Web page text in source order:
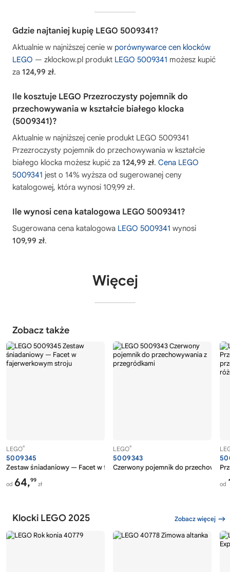
Gdzie najtaniej kupię LEGO 5009341?
Aktualnie w najniższej cenie w porównywarce cen klocków
LEGO — zklockow.pl produkt LEGO 5009341 możesz kupić
za 124,99 zł.
Ile kosztuje LEGO Przezroczysty pojemnik do
przechowywania w kształcie białego klocka
(5009341)?
Aktualnie w najniższej cenie produkt LEGO 5009341
Przezroczysty pojemnik do przechowywania w kształcie
białego klocka możesz kupić za 124,99 zł. Cena LEGO
5009341 jest o 14% wyższa od sugerowanej ceny
katalogowej, która wynosi 109,99 zł.
Ile wynosi cena katalogowa LEGO 5009341?
Sugerowana cena katalogowa LEGO 5009341 wynosi
109,99 zł.
Więcej
Zobacz także
LEGO®
5009345
Zestaw śniadaniowy — Facet w fajerwerkowym stroju
od 64,99
zł
LEGO®
5009343
Czerwony pojemnik do
od
Klocki LEGO 2025 Zobacz więcej